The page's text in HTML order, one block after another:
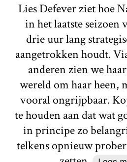
Lies Defever ziet hoe
in het laatste seizoen
drie uur lang
aangetrokken houdt.
anderen zien we
wereld om haar heen,
vooral ongrijpbaar.
te houden aan dat wat
in principe zo
telkens opnieuw